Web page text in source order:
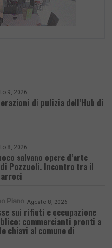
9, 2026
di pulizia dell’Hub di
8, 2026
salvano opere d’arte
Pozzuoli. Incontro tra il
Piano Agosto 8, 2026
sui rifiuti e occupazione
commercianti pronti a
chiavi al comune di